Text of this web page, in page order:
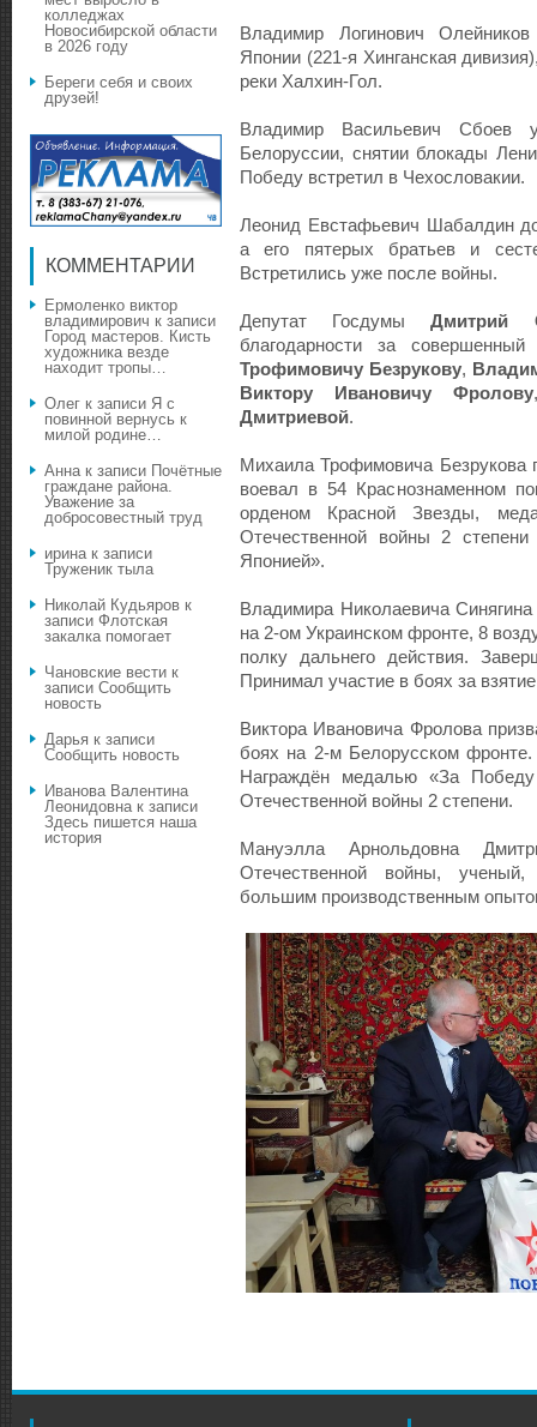
Владимир Логинович
Японии (221-я Хинганская
реки Халхин-Гол.
Владимир Васильевич Сбоев
Белоруссии, снятии блокады
Победу встретил в Чехословакии.
Леонид Евстафьевич Шабалдин
а его пятерых братьев и
Встретились уже после войны.
Депутат ГосдумыДмитрий
благодарности за
Трофимовичу Безрукову,
Виктору Ивановичу Фролову
Дмитриевой.
Михаила Трофимовича Безрукова
воевал в 54 Краснознаменном
орденом Красной Звезды,
Отечественной войны 2
Японией».
Владимира Николаевича
на 2-ом Украинском фронте, 8
полку дальнего действия.
Принимал участие в боях за
Виктора Ивановича Фролова
боях на 2-м Белорусском
Награждён медалью «За
Отечественной войны 2 степени.
Мануэлла Арнольдовна
Отечественной войны,
большим производственным
колледжах
Новосибирской области
в 2026 году
Береги себя и своих
друзей!
КОММЕНТАРИИ
Ермоленко виктор
владимирович к записи
Город мастеров. Кисть
художника везде
находит тропы…
Олег к записи Я с
повинной вернусь к
милой родине…
Аннак записи Почётные
граждане района.
Уважение за
добросовестный труд
иринак записи
Труженик тыла
Николай Кудьяров к
записи Флотская
закалка помогает
Чановские вести к
записи Сообщить
новость
Дарья к записи
Сообщить новость
Иванова Валентина
Леонидовнак записи
Здесь пишется наша
история